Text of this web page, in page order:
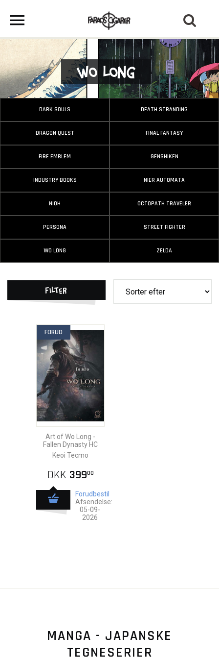
Wo Long
DARK SOULS DEATH STRANDING
DRAGON QUEST FINAL FANTASY
FIRE EMBLEM GENSHIKEN
INDUSTRY BOOKS NIER AUTOMATA
NIOH OCTOPATH TRAVELER
PERSONA STREET FIGHTER
WO LONG ZELDA
Filter
FORUD
Art of Wo Long -
Fallen Dynasty HC
Keoi Tecmo
DKK 39900
Forudbestil
Afsendelse:
05-09-
2026
MANGA - JAPANSKE
TEGNESERIER